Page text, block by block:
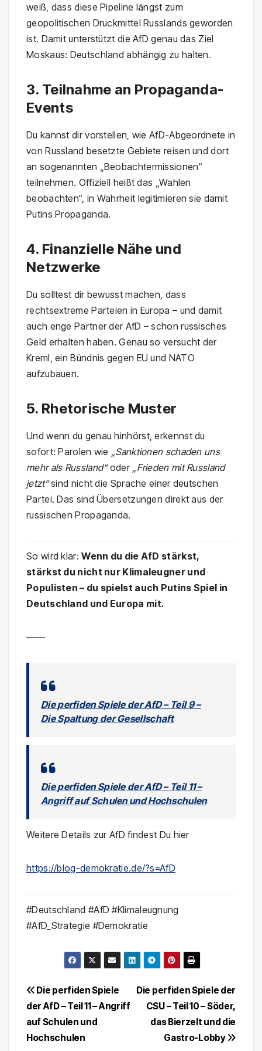
weiß, dass diese Pipeline längst zum
geopolitischen Druckmittel Russlands geworden
ist. Damit unterstützt die AfD genau das Ziel
Moskaus: Deutschland abhängig zu halten.
3. Teilnahme an Propaganda-
Events
Du kannst dir vorstellen, wie AfD-Abgeordnete in
von Russland besetzte Gebiete reisen und dort
an sogenannten „Beobachtermissionen“
teilnehmen. Offiziell heißt das „Wahlen
beobachten“, in Wahrheit legitimieren sie damit
Putins Propaganda.
4. Finanzielle Nähe und
Netzwerke
Du solltest dir bewusst machen, dass
rechtsextreme Parteien in Europa – und damit
auch enge Partner der AfD – schon russisches
Geld erhalten haben. Genau so versucht der
Kreml, ein Bündnis gegen EU und NATO
aufzubauen.
5. Rhetorische Muster
Und wenn du genau hinhörst, erkennst du
sofort: Parolen wie „Sanktionen schaden uns
mehr als Russland“oder „Frieden mit Russland
jetzt“sind nicht die Sprache einer deutschen
Partei. Das sind Übersetzungen direkt aus der
russischen Propaganda.
So wird klar:Wenn du die AfD stärkst,
stärkst du nicht nur Klimaleugner und
Populisten – du spielst auch Putins Spiel in
Deutschland und Europa mit.
——
Die perfiden Spiele der AfD – Teil 9 –
Die Spaltung der Gesellschaft
Die perfiden Spiele der AfD – Teil 11 –
Angriff auf Schulen und Hochschulen
Weitere Details zur AfD findest Du hier
https://blog-demokratie.de/?s=AfD
#Deutschland #AfD #Klimaleugnung
#AfD_Strategie #Demokratie
Beitragsnavigation
Die perfiden Spiele der
CSU – Teil 10 – Söder,
das Bierzelt und die
Gastro-Lobby
Die perfiden Spiele
der AfD – Teil 11 – Angriff
auf Schulen und
Hochschulen